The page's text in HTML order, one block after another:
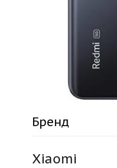
Бренд
Xiaomi